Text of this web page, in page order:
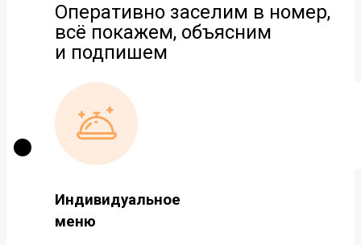
Оперативно заселим в номер,
всё покажем, объясним
и подпишем
Индивидуальное
меню